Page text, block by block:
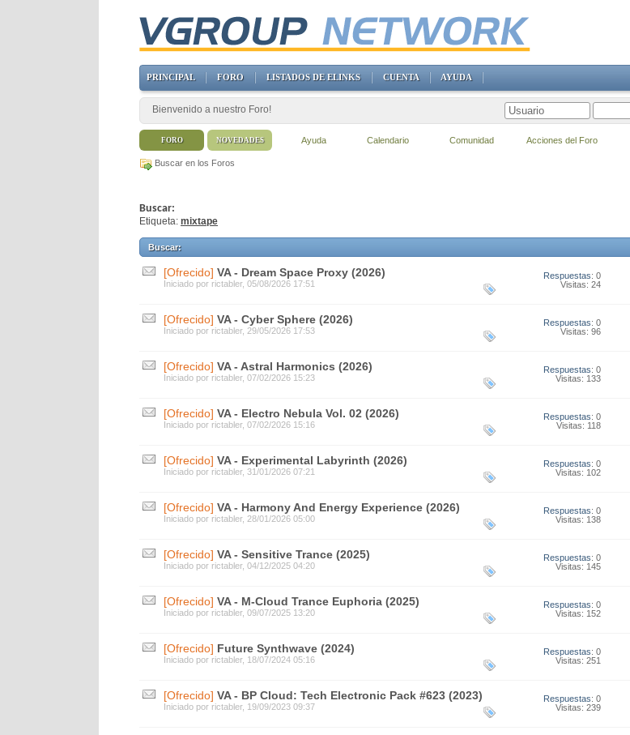
Buscar en los Foros
Buscar:
Etiqueta: mixtape
Buscar:
[Ofrecido] VA - Dream Space Proxy (2026)
Iniciado por rictabler, 05/08/2026 17:51
Respuestas: 0
Visitas: 24
[Ofrecido] VA - Cyber Sphere (2026)
Iniciado por rictabler, 29/05/2026 17:53
Respuestas: 0
Visitas: 96
[Ofrecido] VA - Astral Harmonics (2026)
Iniciado por rictabler, 07/02/2026 15:23
Respuestas: 0
Visitas: 133
[Ofrecido] VA - Electro Nebula Vol. 02 (2026)
Iniciado por rictabler, 07/02/2026 15:16
Respuestas: 0
Visitas: 118
[Ofrecido] VA - Experimental Labyrinth (2026)
Iniciado por rictabler, 31/01/2026 07:21
Respuestas: 0
Visitas: 102
[Ofrecido] VA - Harmony And Energy Experience (2026)
Iniciado por rictabler, 28/01/2026 05:00
Respuestas: 0
Visitas: 138
[Ofrecido] VA - Sensitive Trance (2025)
Iniciado por rictabler, 04/12/2025 04:20
Respuestas: 0
Visitas: 145
[Ofrecido] VA - M-Cloud Trance Euphoria (2025)
Iniciado por rictabler, 09/07/2025 13:20
Respuestas: 0
Visitas: 152
[Ofrecido] Future Synthwave (2024)
Iniciado por rictabler, 18/07/2024 05:16
Respuestas: 0
Visitas: 251
[Ofrecido] VA - BP Cloud: Tech Electronic Pack #623 (2023)
Iniciado por rictabler, 19/09/2023 09:37
Respuestas: 0
Visitas: 239
PRINCIPAL FORO LISTADOS DE ELINKS CUENTA AYUDA
Bienvenido a nuestro Foro!
FORO Ayuda Calendario Comunidad Acciones del Foro
NOVEDADES